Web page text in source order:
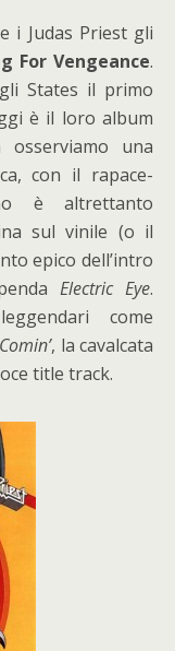
i Judas Priest gli
For Vengeance.
States il primo
è il loro album
una
con il rapace-
è altrettanto
sul vinile (o il
epico dell’intro
Electric Eye.
come
, la cavalcata
title track.